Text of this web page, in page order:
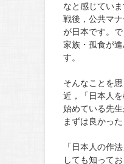
なと感じていま
戦後，公共マ
が日本です。
家族・孤食が
す。
そんなことを
近，「日本人
始めている先
まずは良かっ
「日本人の作
しても知って